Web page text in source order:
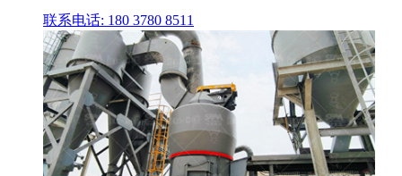
联系电话: 180 3780 8511